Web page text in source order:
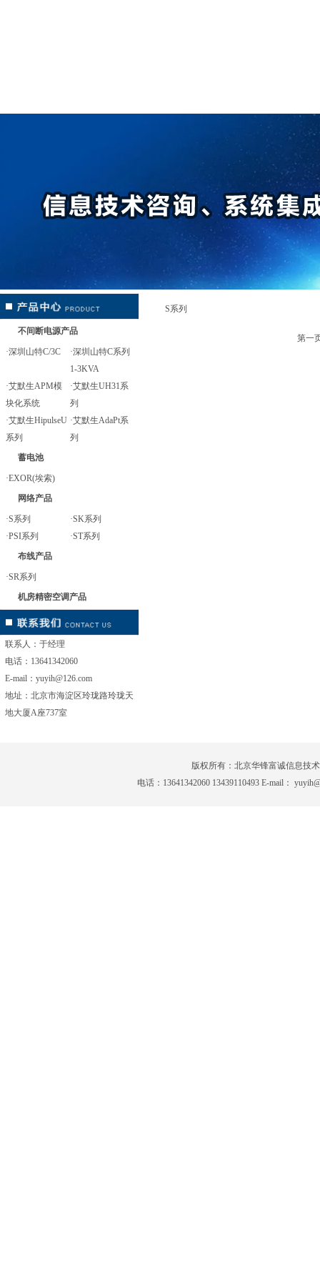
不间断电源产品
·深圳山特C/3C
·深圳山特C系列
1-3KVA
·艾默生APM模
块化系统
·艾默生UH31系
列
·艾默生HipulseU
系列
·艾默生AdaPt系
列
蓄电池
·EXOR(埃索)
网络产品
·S系列
·SK系列
·PSI系列
·ST系列
布线产品
·SR系列
机房精密空调产品
联系人：于经理
电话：13641342060
E-mail：yuyih@126.com
地址：北京市海淀区玲珑路玲珑天
地大厦A座737室
S系列
第一
版权所有：北京华锋富诚信息技
电话：13641342060 13439110493 E-mail：